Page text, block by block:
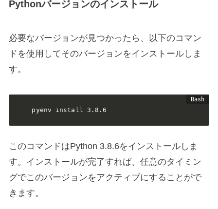
Pythonバージョンのインストール
必要なバージョンが見つかったら、以下のコマン
ドを使用してそのバージョンをインストールしま
す。
pyenv install 3.8.6
このコマンドはPython 3.8.6をインストールしま
す。インストールが完了すれば、任意のタイミン
グでこのバージョンをアクティブにすることがで
きます。